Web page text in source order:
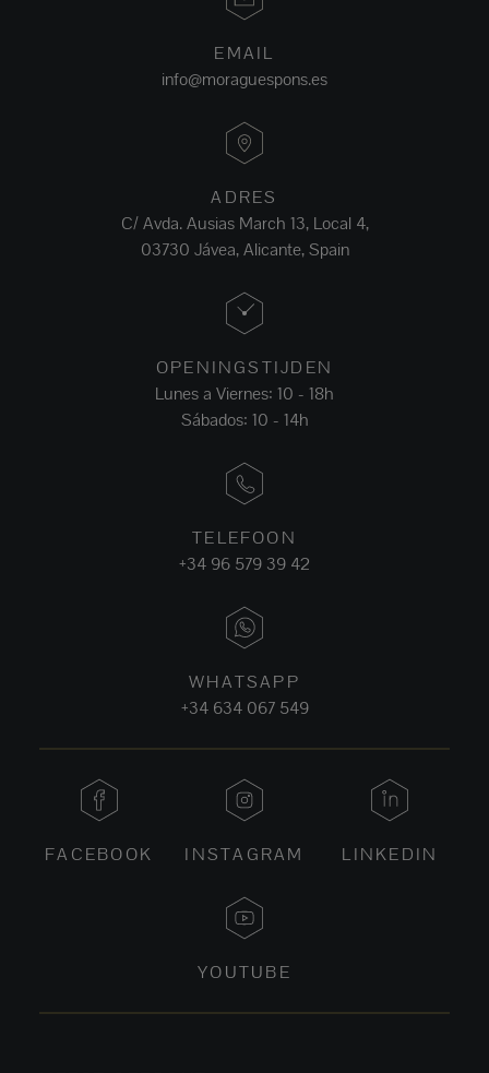
EMAIL
info@moraguespons.es
ADRES
C/ Avda. Ausias March 13, Local 4,
03730 Jávea, Alicante, Spain
OPENINGSTIJDEN
Lunes a Viernes: 10 - 18h
Sábados: 10 - 14h
TELEFOON
+34 96 579 39 42
WHATSAPP
+34 634 067 549
FACEBOOK INSTAGRAM LINKEDIN
YOUTUBE